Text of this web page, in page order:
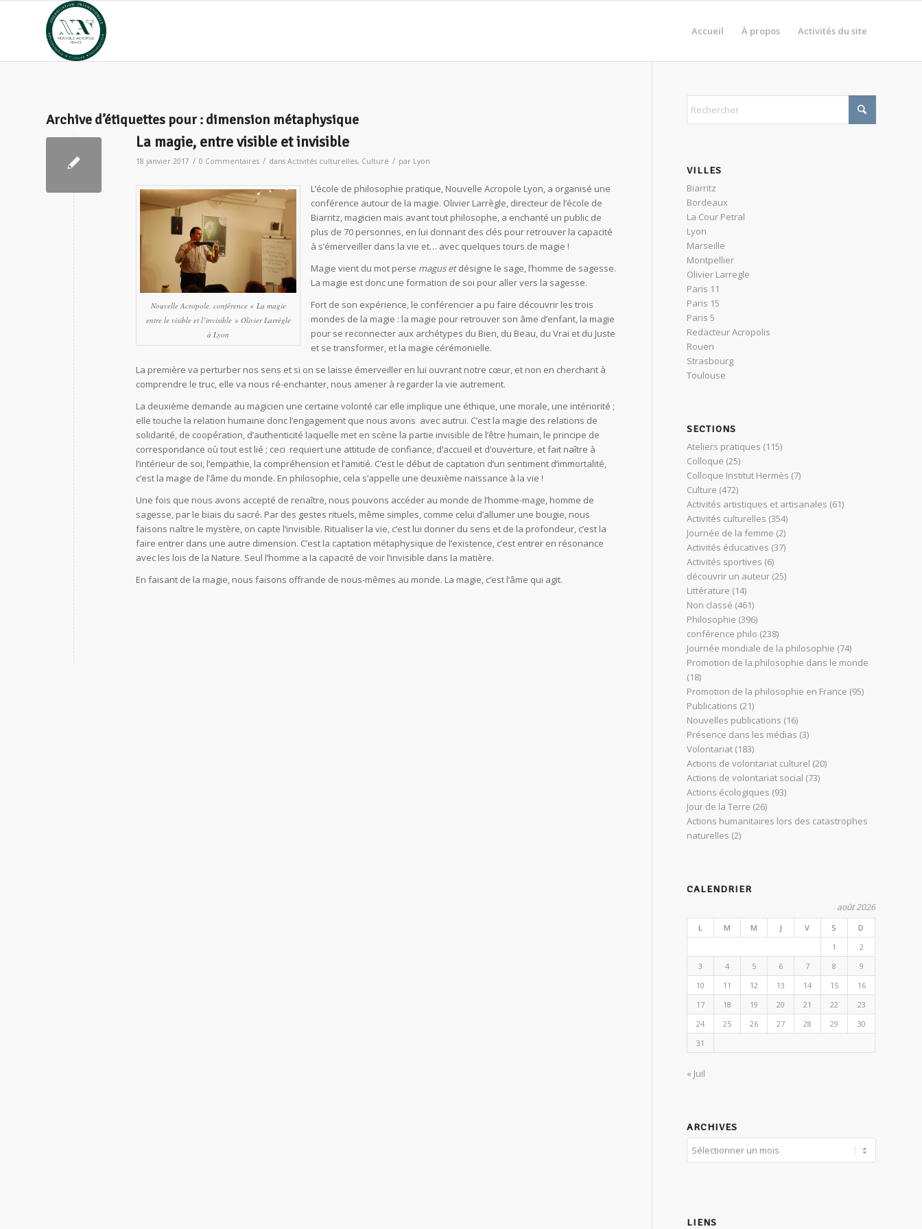
Accueil À propos Activités du site
Archive d’étiquettes pour : dimension métaphysique
La magie, entre visible et invisible
18 janvier 2017 / 0 Commentaires / dans Activités culturelles, Culture / par Lyon
Nouvelle Acropole, conférence « La magie
entre le visible et l’invisible » Olivier Larrègle
à Lyon
L’école de philosophie pratique, Nouvelle Acropole Lyon, a organisé une
conférence autour de la magie. Olivier Larrègle, directeur de l’école de
Biarritz, magicien mais avant tout philosophe, a enchanté un public de
plus de 70 personnes, en lui donnant des clés pour retrouver la capacité
à s’émerveiller dans la vie et… avec quelques tours de magie !
Magie vient du mot perse magus etdésigne le sage, l’homme de sagesse.
La magie est donc une formation de soi pour aller vers la sagesse.
Fort de son expérience, le conférencier a pu faire découvrir les trois
mondes de la magie : la magie pour retrouver son âme d’enfant, la magie
pour se reconnecter aux archétypes du Bien, du Beau, du Vrai et du Juste
et se transformer, et la magie cérémonielle.
La première va perturber nos sens et si on se laisse émerveiller en lui ouvrant notre cœur, et non en cherchant à
comprendre le truc, elle va nous ré-enchanter, nous amener à regarder la vie autrement.
La deuxième demande au magicien une certaine volonté car elle implique une éthique, une morale, une intériorité ;
elle touche la relation humaine donc l’engagement que nous avons avec autrui. C’est la magie des relations de
solidarité, de coopération, d’authenticité laquelle met en scène la partie invisible de l’être humain, le principe de
correspondance où tout est lié ; ceci requiert une attitude de confiance, d’accueil et d’ouverture, et fait naître à
l’intérieur de soi, l’empathie, la compréhension et l’amitié. C’est le début de captation d’un sentiment d’immortalité,
c’est la magie de l’âme du monde. En philosophie, cela s’appelle une deuxième naissance à la vie !
Une fois que nous avons accepté de renaître, nous pouvons accéder au monde de l’homme-mage, homme de
sagesse, par le biais du sacré. Par des gestes rituels, même simples, comme celui d’allumer une bougie, nous
faisons naître le mystère, on capte l’invisible. Ritualiser la vie, c’est lui donner du sens et de la profondeur, c’est la
faire entrer dans une autre dimension. C’est la captation métaphysique de l’existence, c’est entrer en résonance
avec les lois de la Nature. Seul l’homme a la capacité de voir l’invisible dans la matière.
En faisant de la magie, nous faisons offrande de nous-mêmes au monde. La magie, c’est l’âme qui agit.
VILLES
Biarritz
Bordeaux
La Cour Petral
Lyon
Marseille
Montpellier
Olivier Larregle
Paris 11
Paris 15
Paris 5
Redacteur Acropolis
Rouen
Strasbourg
Toulouse
SECTIONS
Ateliers pratiques (115)
Colloque (25)
Colloque Institut Hermès (7)
Culture (472)
Activités artistiques et artisanales (61)
Activités culturelles (354)
Journée de la femme (2)
Activités éducatives (37)
Activités sportives (6)
découvrir un auteur (25)
Littérature (14)
Non classé (461)
Philosophie (396)
conférence philo (238)
Journée mondiale de la philosophie (74)
Promotion de la philosophie dans le monde
(18)
Promotion de la philosophie en France (95)
Publications (21)
Nouvelles publications (16)
Présence dans les médias (3)
Volontariat (183)
Actions de volontariat culturel (20)
Actions de volontariat social (73)
Actions écologiques (93)
Jour de la Terre (26)
Actions humanitaires lors des catastrophes
naturelles (2)
CALENDRIER
août 2026
L M M J V S
D
1
2
3
4 5 6 7 8
9
10
11 12 13 14 15
16
17
18 19 20 21 22
23
24
25 26 27 28 29
30
31
« Juil
ARCHIVES
LIENS